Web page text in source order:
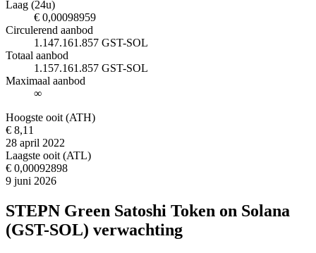
Laag (24u)
€ 0,00098959
Circulerend aanbod
1.147.161.857 GST-SOL
Totaal aanbod
1.157.161.857 GST-SOL
Maximaal aanbod
∞
Hoogste ooit (ATH)
€ 8,11
28 april 2022
Laagste ooit (ATL)
€ 0,00092898
9 juni 2026
STEPN Green Satoshi Token on Solana
(GST-SOL) verwachting